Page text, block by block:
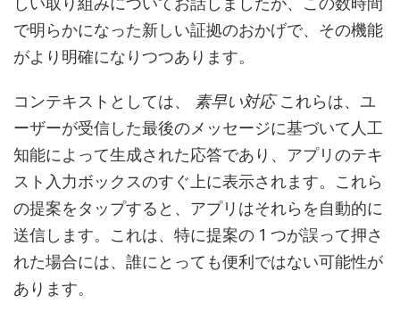
で明らかになった新しい証拠のおかげで、その機能
がより明確になりつつあります。
コンテキストとしては、 素早い対応これらは、ユ
ーザーが受信した最後のメッセージに基づいて人工
知能によって生成された応答であり、アプリのテキ
スト入力ボックスのすぐ上に表示されます。これら
の提案をタップすると、アプリはそれらを自動的に
送信します。これは、特に提案の 1 つが誤って押さ
れた場合には、誰にとっても便利ではない可能性が
あります。